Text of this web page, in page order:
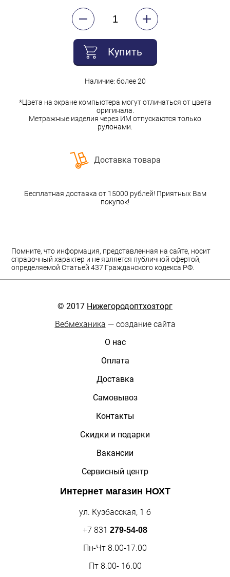
Купить
Наличие: более 20
*Цвета на экране компьютера могут отличаться от цвета
оригинала.
Метражные изделия через ИМ отпускаются только
рулонами.
Доставка товара
Бесплатная доставка от 15000 рублей! Приятных Вам
покупок!
Помните, что информация, представленная на сайте, носит
справочный характер и не является публичной офертой,
определяемой Статьей 437 Гражданского кодекса РФ.
© 2017 Нижегородоптхозторг
Вебмеханика — создание сайта
О нас
Оплата
Доставка
Самовывоз
Контакты
Скидки и подарки
Вакансии
Сервисный центр
Интернет магазин НОХТ
ул. Кузбасская, 1 б
+7 831 279-54-08
Пн-Чт 8.00-17.00
Пт 8.00- 16.00